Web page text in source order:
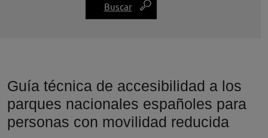
Guía técnica de accesibilidad a los
parques nacionales españoles para
personas con movilidad reducida